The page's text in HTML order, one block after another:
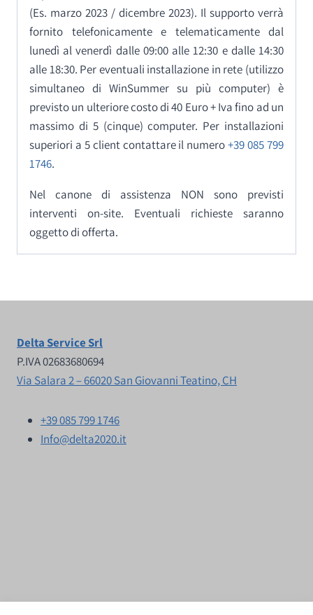
(Es. marzo 2023 / dicembre 2023). Il supporto verrà
fornito telefonicamente e telematicamente dal
lunedì al venerdì dalle 09:00 alle 12:30 e dalle 14:30
alle 18:30. Per eventuali installazione in rete (utilizzo
simultaneo di WinSummer su più computer) è
previsto un ulteriore costo di 40 Euro + Iva fino ad un
massimo di 5 (cinque) computer. Per installazioni
superiori a 5 client contattare il numero+39 085 799
1746.
Nel canone di assistenza NON sono previsti
interventi on-site. Eventuali richieste saranno
oggetto di offerta.
Delta Service Srl
P.IVA 02683680694
Via Salara 2 – 66020 San Giovanni Teatino, CH
+39 085 799 1746
Info@delta2020.it